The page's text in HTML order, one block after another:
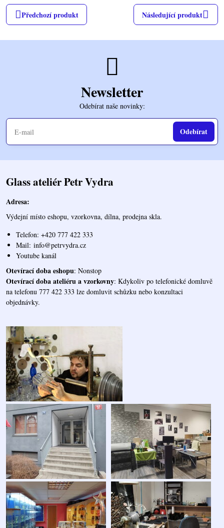
Předchozí produkt Následující produkt
Newsletter
Odebírat naše novinky:
Odebírat
Glass ateliér Petr Vydra
Adresa:
Výdejní místo eshopu, vzorkovna, dílna, prodejna skla.
Telefon: +420 777 422 333
Mail: info@petrvydra.cz
Youtube kanál
Otevírací doba eshopu: Nonstop
Otevírací doba ateliéru a vzorkovny: Kdykoliv po telefonické domluvě
na telefonu 777 422 333 lze domluvit schůzku nebo konzultaci
objednávky.